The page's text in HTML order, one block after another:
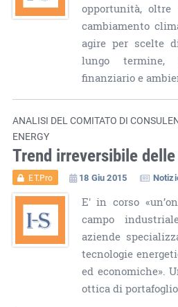
opportunità,
cambiamento
agire per scelte
lungo
finanziario e
ANALISI DEL COMITATO DI
ENERGY
Trend irreversibile
ET.Pro 18 Giu 2015
E' in corso
campo
aziende
tecnologie
ed economiche».
ottica di